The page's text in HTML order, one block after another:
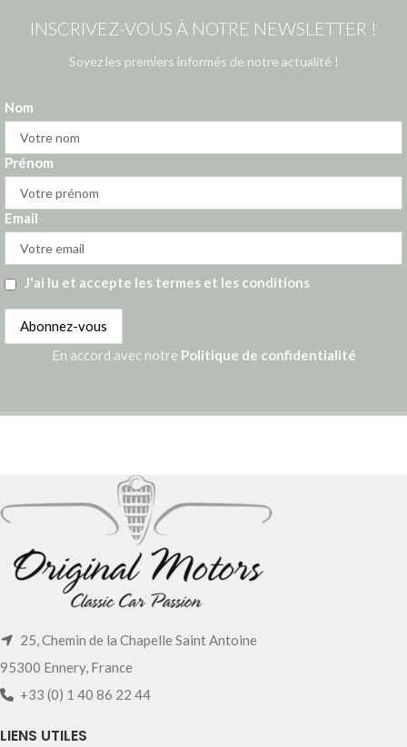
INSCRIVEZ-VOUS À NOTRE NEWSLETTER !
Soyez les premiers informés de notre actualité !
Nom
Prénom
Email
J'ai lu et accepte les termes et les conditions
En accord avec notre Politique de confidentialité
25, Chemin de la Chapelle Saint Antoine
95300 Ennery, France
+33 (0) 1 40 86 22 44
LIENS UTILES